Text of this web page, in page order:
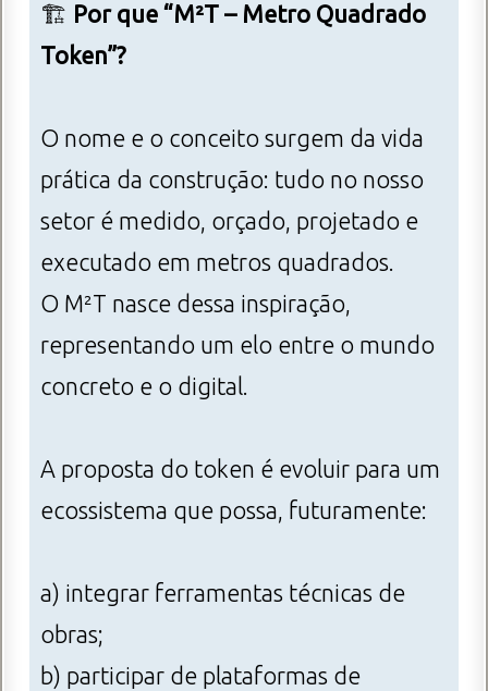
🏗 Por que “M²T – Metro Quadrado
Token”?
O nome e o conceito surgem da vida
prática da construção: tudo no nosso
setor é medido, orçado, projetado e
executado em metros quadrados.
O M²T nasce dessa inspiração,
representando um elo entre o mundo
concreto e o digital.
A proposta do token é evoluir para um
ecossistema que possa, futuramente:
a) integrar ferramentas técnicas de
obras;
b) participar de plataformas de